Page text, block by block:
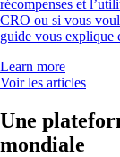
récompenses et
CRO ou si vous
guide vous explique
Learn more
Voir les articles
Une
mondiale